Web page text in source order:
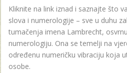
Kliknite na link iznad i saznajte što
slova i numerologije – sve u duhu
tumačenja imena Lambrecht,
numerologiju. Ona se temelji na
određenu numeričku vibraciju koja
osobe.